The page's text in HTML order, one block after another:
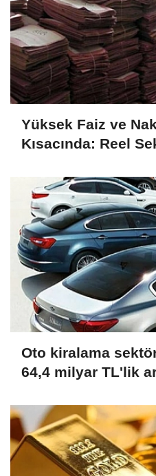
Yüksek Faiz ve
Kısacında: Reel
Oto kiralama
64,4 milyar TL'lik